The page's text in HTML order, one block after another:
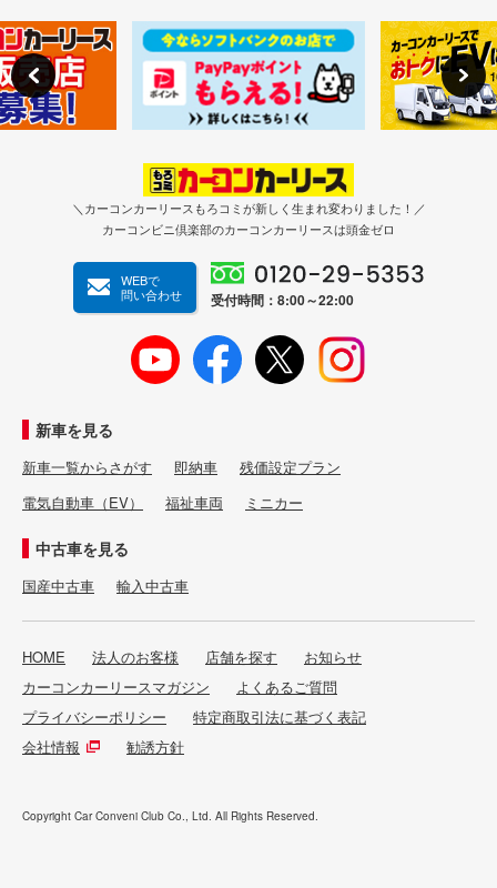
＼カーコンカーリースもろコミが新しく生まれ変わりました！／
カーコンビニ倶楽部のカーコンカーリースは頭金ゼロ
WEBで
問い合わせ
受付時間：8:00～22:00
新車を見る
新車一覧からさがす 即納車
残価設定プラン
電気自動車（EV）
福祉車両 ミニカー
中古車を見る
国産中古車 輸入中古車
HOME 法人のお客様 店舗を探す
お知らせ
カーコンカーリースマガジン
よくあるご質問
プライバシーポリシー
特定商取引法に基づく表記
会社情報
勧誘方針
Copyright Car Conveni Club Co., Ltd. All Rights Reserved.